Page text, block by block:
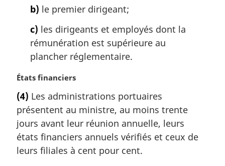
b) le premier dirigeant;
c) les dirigeants et employés dont la
rémunération est supérieure au
plancher réglementaire.
N
t
e
m
a
g
États financiers
(4) Les administrations portuaires
présentent au ministre, au moins trente
jours avant leur réunion annuelle, leurs
états financiers annuels vérifiés et ceux de
leurs filiales à cent pour cent.